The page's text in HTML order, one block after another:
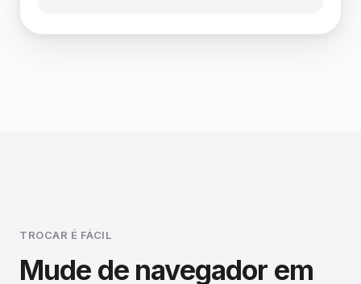
TROCAR É FÁCIL
Mude de navegador em